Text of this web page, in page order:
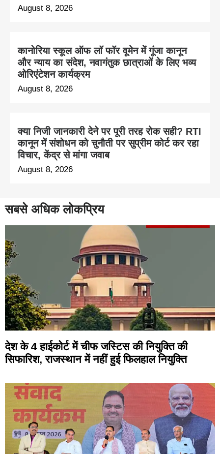
August 8, 2026
कानोरिया स्कूल ऑफ लॉ फॉर वूमेन में गूंजा कानून
और न्याय का संदेश, नवागंतुक छात्राओं के लिए भव्य
ओरिएंटेशन कार्यक्रम
August 8, 2026
क्या निजी जानकारी देने पर पूरी तरह रोक सही? RTI
कानून में संशोधन को चुनौती पर सुप्रीम कोर्ट कर रहा
विचार, केंद्र से मांगा जवाब
August 8, 2026
सबसे अधिक लोकप्रिय
देश के 4 हाईकोर्ट में चीफ जस्टिस की नियुक्ति की
सिफारिश, राजस्थान में नहीं हुई फिलहाल नियुक्ति